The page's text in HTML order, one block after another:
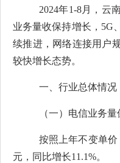
2024年1-8月，云
业务量收保持增长， 5G
续推进，网络连接用户
较快增长态势。
一、 行业总体情况
（一）电信业务
按照 上年不变单价
元 ， 同比增长11.1%。